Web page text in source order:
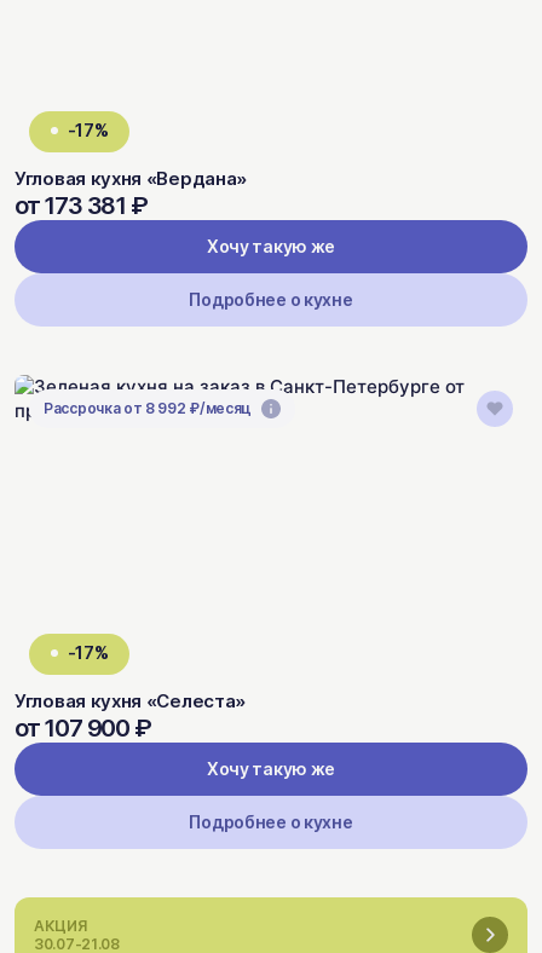
-17%
Угловая кухня «Вердана»
от 173 381 ₽
Хочу такую же
Подробнее о кухне
Рассрочка от 8 992 ₽/месяц
-17%
Угловая кухня «Селеста»
от 107 900 ₽
Хочу такую же
Подробнее о кухне
АКЦИЯ
30.07-21.08